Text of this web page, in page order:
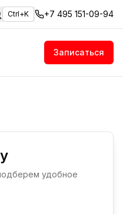
Ctrl+K +7 495 151-09-94
Записаться
удобное